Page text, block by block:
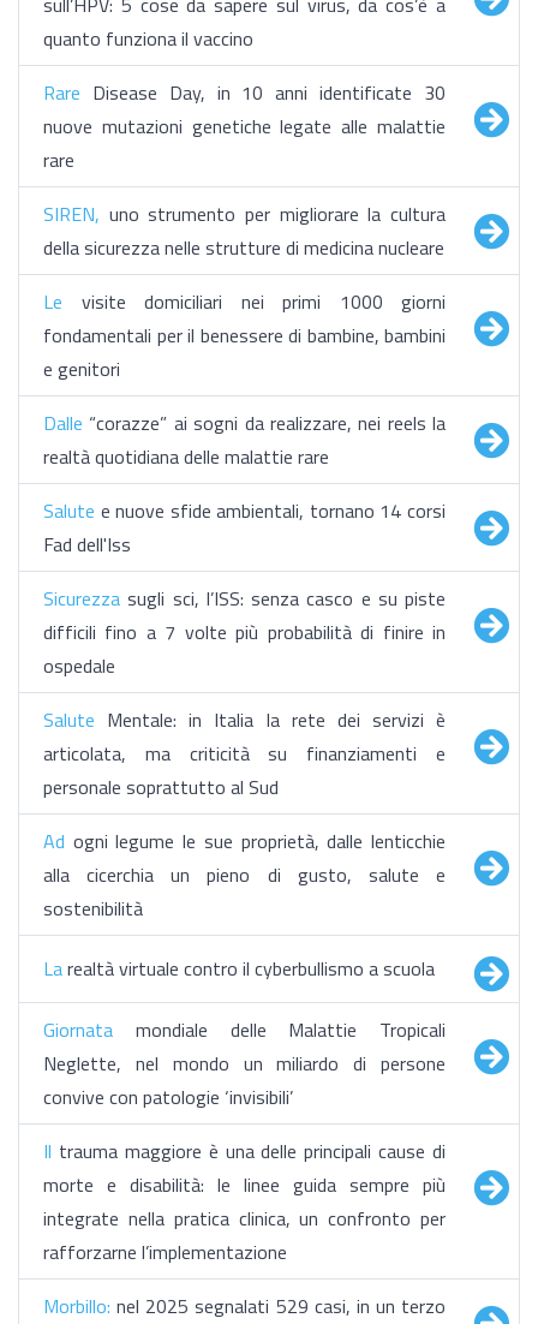
quanto funziona il vaccino
Rare Disease Day, in 10 anni identificate 30
nuove mutazioni genetiche legate alle malattie
rare
SIREN, uno strumento per migliorare la cultura
della sicurezza nelle strutture di medicina nucleare
Le visite domiciliari nei primi 1000 giorni
fondamentali per il benessere di bambine, bambini
e genitori
Dalle “corazze” ai sogni da realizzare, nei reels la
realtà quotidiana delle malattie rare
Salute e nuove sfide ambientali, tornano 14 corsi
Fad dell'Iss
Sicurezza sugli sci, l’ISS: senza casco e su piste
difficili fino a 7 volte più probabilità di finire in
ospedale
Salute Mentale: in Italia la rete dei servizi è
articolata, ma criticità su finanziamenti e
personale soprattutto al Sud
Ad ogni legume le sue proprietà, dalle lenticchie
alla cicerchia un pieno di gusto, salute e
sostenibilità
Larealtà virtuale contro il cyberbullismo a scuola
Giornata mondiale delle Malattie Tropicali
Neglette, nel mondo un miliardo di persone
convive con patologie ‘invisibili’
Il trauma maggiore è una delle principali cause di
morte e disabilità: le linee guida sempre più
integrate nella pratica clinica, un confronto per
rafforzarne l’implementazione
Morbillo: nel 2025 segnalati 529 casi, in un terzo